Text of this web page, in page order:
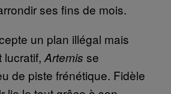
ses fins de mois.
un plan illégal mais
lucratif, Artemis se
de piste frénétique. Fidèle